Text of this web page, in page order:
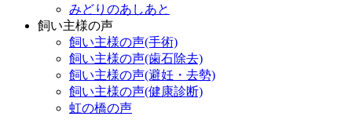
みどりのあしあと
飼い主様の声
飼い主様の声(手術)
飼い主様の声(歯石除去)
飼い主様の声(避妊・去勢)
飼い主様の声(健康診断)
虹の橋の声